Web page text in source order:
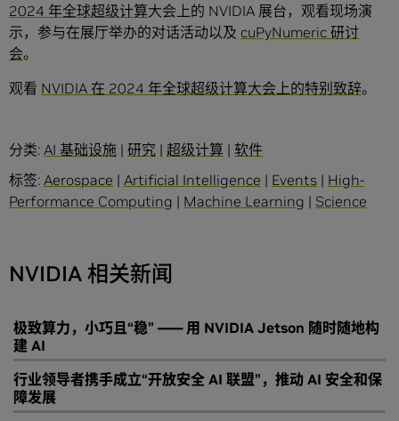
2024 年全球超级计算大会上的 NVIDIA 展台，观看现场演
示，参与在展厅举办的对话活动以及 cuPyNumeric 研讨
会。
观看 NVIDIA 在 2024 年全球超级计算大会上的特别致辞。
分类: AI 基础设施 | 研究 | 超级计算 | 软件
标签: Aerospace | Artificial Intelligence | Events | High-
Performance Computing | Machine Learning | Science
NVIDIA 相关新闻
极致算力，小巧且“稳” —— 用 NVIDIA Jetson 随时随地构
建 AI
行业领导者携手成立“开放安全 AI 联盟”，推动 AI 安全和保
障发展